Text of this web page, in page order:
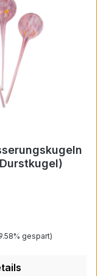
Preis: gespart)